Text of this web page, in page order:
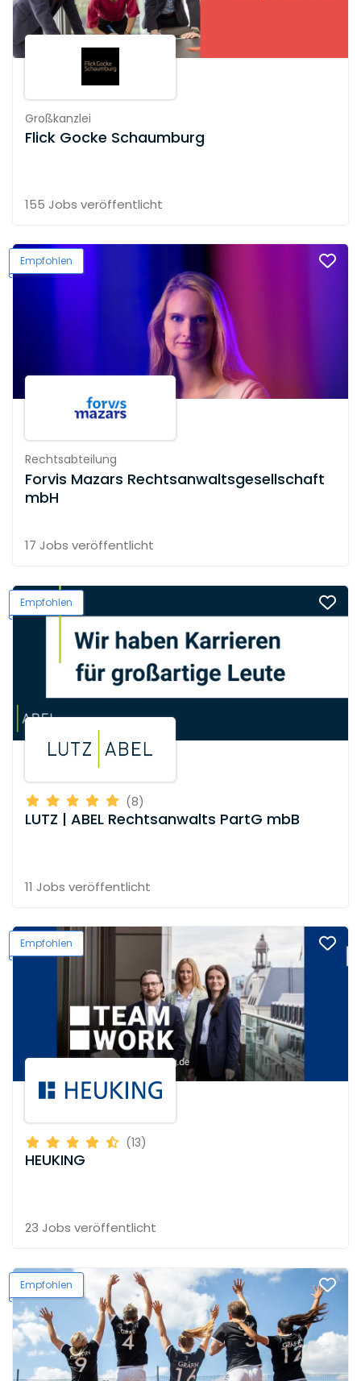
Großkanzlei
Flick Gocke Schaumburg
155 Jobs veröffentlicht
Empfohlen
Rechtsabteilung
Forvis Mazars Rechtsanwaltsgesellschaft
mbH
17 Jobs veröffentlicht
Empfohlen
(8)
LUTZ | ABEL Rechtsanwalts PartG mbB
11 Jobs veröffentlicht
Empfohlen
(13)
HEUKING
23 Jobs veröffentlicht
Empfohlen